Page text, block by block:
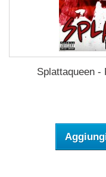
Splattaqueen -